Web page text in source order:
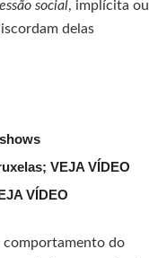
social, implícita ou
delas
VEJA VÍDEO
VÍDEO
comportamento do